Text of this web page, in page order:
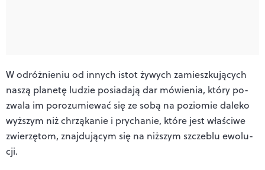
W odróżnieniu od innych istot żywych zamieszkujących
naszą planetę ludzie posiadają dar mówienia, który po­
zwala im porozumiewać się ze sobą na poziomie daleko
wyższym niż chrząkanie i prychanie, które jest właściwe
zwierzętom, znajdującym się na niższym szczeblu ewolu­
cji.